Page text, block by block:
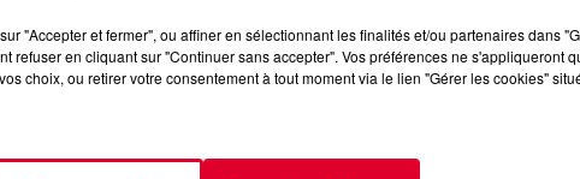
ce
"Accepter et fermer", ou affiner en sélectionnant les finalités et/ou partenaires dans
refuser en cliquant sur "Continuer sans accepter". Vos préférences ne s'appliqueront
choix, ou retirer votre consentement à tout moment via le lien "Gérer les cookies"